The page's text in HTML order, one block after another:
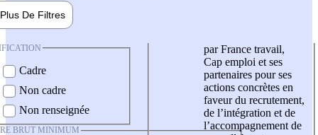
Plus De Filtres
Cadre
Non cadre
Non renseignée
BRUT MINIMUM
par France travail,
Cap emploi et ses
partenaires pour ses
actions concrètes en
faveur du recrutement,
de l’intégration et de
l’accompagnement de